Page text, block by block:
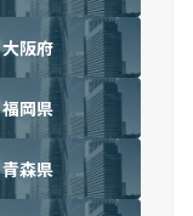
大阪府
福岡県
青森県